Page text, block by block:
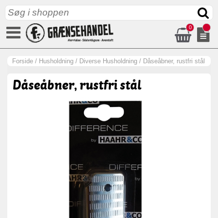
0
Forside / Husholdning / Diverse Husholdning / Dåseåbner, rustfri stål
Dåseåbner, rustfri stål